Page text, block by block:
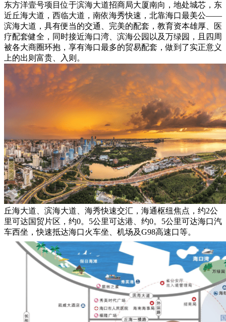
东方洋壹号项目位于滨海大道招商局大厦南向，地处城芯，东
近丘海大道，西临大道，南依海秀快速，北靠海口最美公——
滨海大道，具有便当的交通、完美的配套，教育资本雄厚、医
疗配套健全，同时接近海口湾、滨海公园以及万绿园，且四周
被各大商圈环抱，享有海口最多的贸易配套，做到了实正意义
上的出则富贵、入则。
丘海大道、滨海大道、海秀快速交汇，海通枢纽焦点，约2公
里可达国贸片区，约0。5公里可达港、约0。5公里可达海口汽
车西坐，快速抵达海口火车坐、机场及G98高速口等。